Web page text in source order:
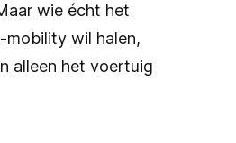
wie écht het
mobility wil halen,
alleen het voertuig